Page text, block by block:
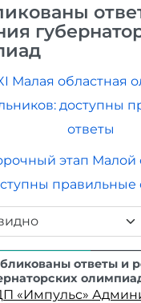
Малая областная
доступны
ответы
этап Малой
правильные
ответы и
«Импульс»
ответов: 0